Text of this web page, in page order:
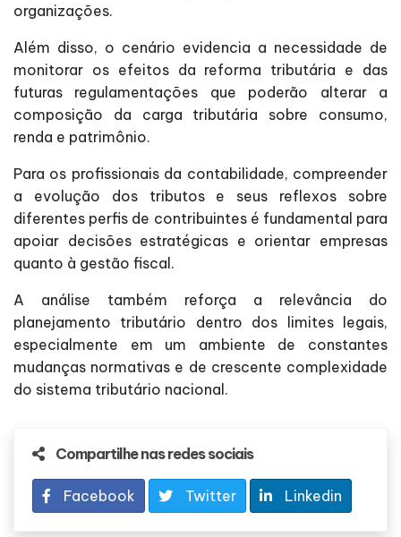
organizações.
Além disso, o cenário evidencia a necessidade de
monitorar os efeitos da reforma tributária e das
futuras regulamentações que poderão alterar a
composição da carga tributária sobre consumo,
renda e patrimônio.
Para os profissionais da contabilidade, compreender
a evolução dos tributos e seus reflexos sobre
diferentes perfis de contribuintes é fundamental para
apoiar decisões estratégicas e orientar empresas
quanto à gestão fiscal.
A análise também reforça a relevância do
planejamento tributário dentro dos limites legais,
especialmente em um ambiente de constantes
mudanças normativas e de crescente complexidade
do sistema tributário nacional.
Compartilhe nas redes sociais
Facebook Twitter Linkedin